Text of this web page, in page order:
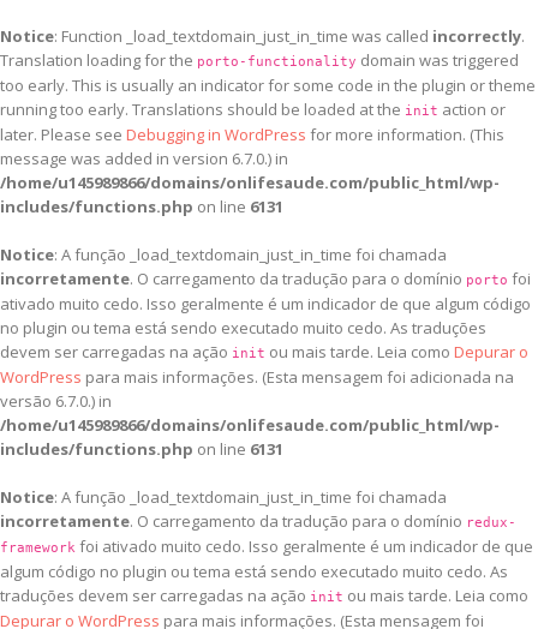
Notice: Function _load_textdomain_just_in_time was called incorrectly.
Translation loading for the porto-functionality domain was triggered
too early. This is usually an indicator for some code in the plugin or theme
running too early. Translations should be loaded at the init action or
later. Please see Debugging in WordPress for more information. (This
message was added in version 6.7.0.) in
/home/u145989866/domains/onlifesaude.com/public_html/wp-
includes/functions.php on line 6131
Notice: A função _load_textdomain_just_in_time foi chamada
incorretamente. O carregamento da tradução para o domínio porto foi
ativado muito cedo. Isso geralmente é um indicador de que algum código
no plugin ou tema está sendo executado muito cedo. As traduções
devem ser carregadas na ação init ou mais tarde. Leia como Depurar o
WordPress para mais informações. (Esta mensagem foi adicionada na
versão 6.7.0.) in
/home/u145989866/domains/onlifesaude.com/public_html/wp-
includes/functions.php on line 6131
Notice: A função _load_textdomain_just_in_time foi chamada
incorretamente. O carregamento da tradução para o domínio redux-
framework foi ativado muito cedo. Isso geralmente é um indicador de que
algum código no plugin ou tema está sendo executado muito cedo. As
traduções devem ser carregadas na ação init ou mais tarde. Leia como
Depurar o WordPress para mais informações. (Esta mensagem foi